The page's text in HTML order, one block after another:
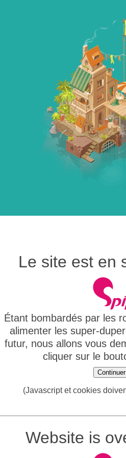
Le site est en
Étant bombardés par les
alimenter les super-
futur, nous allons vous
cliquer sur le
(Javascript et cookies
Website is